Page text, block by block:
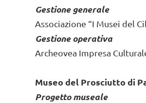
Gestione generale
Associazione “I Musei del
Gestione operativa
Archeovea Impresa
Museo del Prosciutto di
Progetto museale